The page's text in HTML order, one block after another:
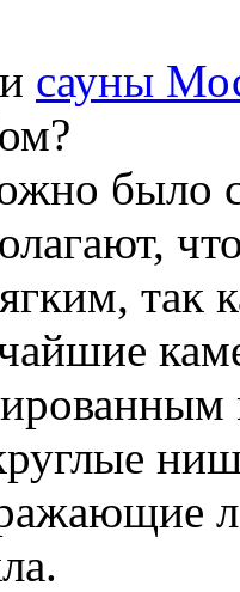
сауны
было
так